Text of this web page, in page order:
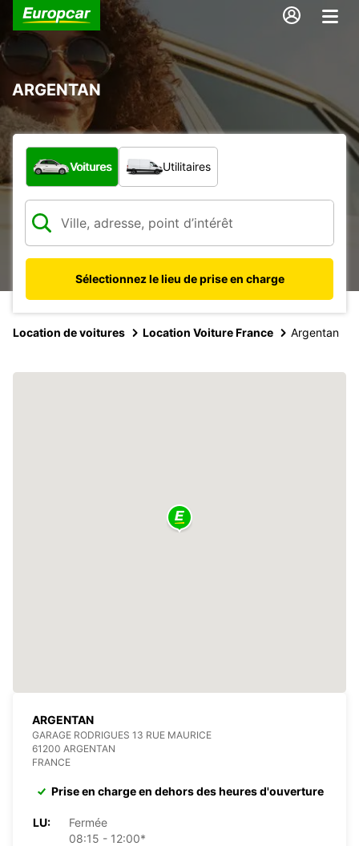
ARGENTAN
Quel type de véhicule ?
Voitures Utilitaires
Sélectionnez le lieu de prise en charge
Location de voitures Location Voiture France Argentan
ARGENTAN
GARAGE RODRIGUES 13 RUE MAURICE
61200 ARGENTAN
FRANCE
Prise en charge en dehors des heures d'ouverture
LU:
Fermée
08:15 - 12:00*